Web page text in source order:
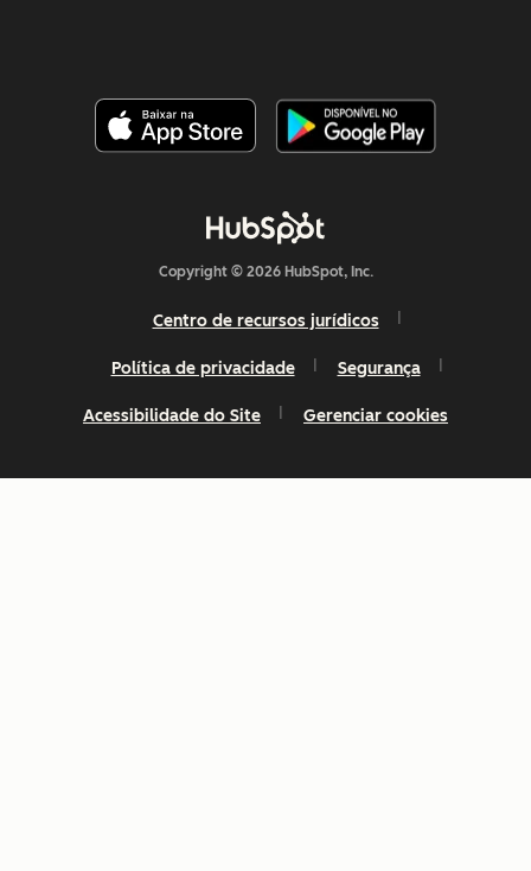
Copyright © 2026 HubSpot, Inc.
Centro de recursos jurídicos
Política de privacidade Segurança
Acessibilidade do Site Gerenciar cookies